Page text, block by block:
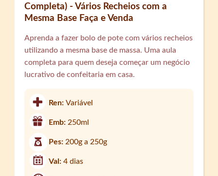
Completa) - Vários Recheios com a
Mesma Base Faça e Venda
Aprenda a fazer bolo de pote com vários recheios
utilizando a mesma base de massa. Uma aula
completa para quem deseja começar um negócio
lucrativo de confeitaria em casa.
Ren:Variável
Emb: 250ml
Pes: 200g a 250g
Val:4 dias